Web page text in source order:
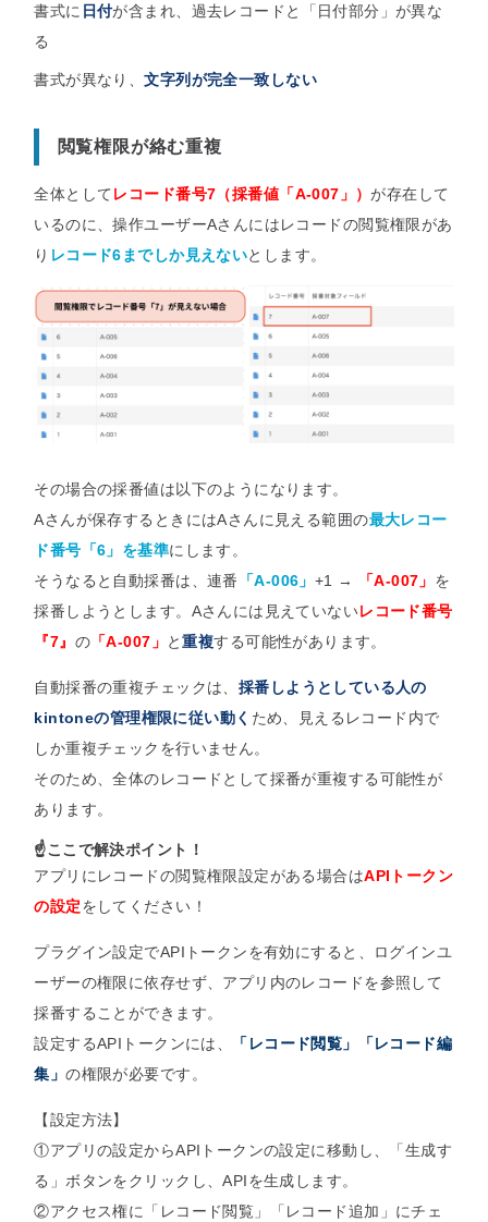
書式に 日付が含まれ、過去レコードと「日付部分」が異な
る
書式が異なり、文字列が完全一致しない
閲覧権限が絡む重複
全体として レコード番号7（採番値「A-007」）が存在して
いるのに、操作ユーザーAさんにはレコードの閲覧権限があ
り レコード6までしか見えないとします。
その場合の採番値は以下のようになります。
Aさんが保存するときにはAさんに見える範囲の最大レコー
ド番号「6」を基準にします。
そうなると自動採番は、連番
「A-006」 +1 → 「A-007」 を
採番しようとします。Aさんには見えていないレコード番号
『7』 の 「A-007」 と重複する可能性があります。
自動採番の重複チェックは、 採番しようとしている人の
kintoneの管理権限に従い動く ため、見えるレコード内で
しか重複チェックを行いません。
そのため、全体のレコードとして採番が重複する可能性が
あります。
☝️ここで解決ポイント！
アプリにレコードの閲覧権限設定がある場合はAPIトークン
の設定をしてください！
プラグイン設定でAPIトークンを有効にすると、ログインユ
ーザーの権限に依存せず、アプリ内のレコードを参照して
採番することができます。
設定するAPIトークンには、
「レコード閲覧」「レコード編
集」の権限が必要です。
【設定方法】
①アプリの設定からAPIトークンの設定に移動し、「生成す
る」ボタンをクリックし、APIを生成します。
②アクセス権に「レコード閲覧」「レコード追加」にチェ